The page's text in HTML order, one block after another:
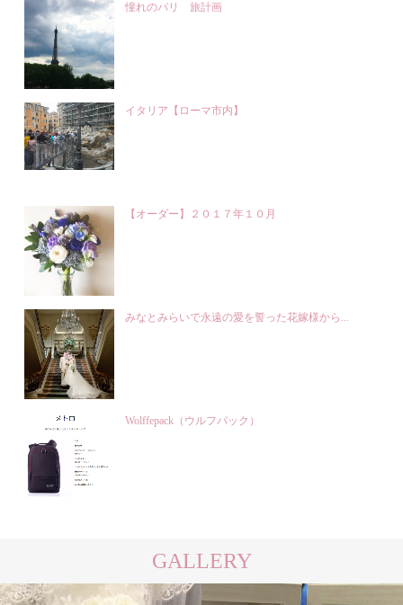
憧れのパリ 旅計画
イタリア【ローマ市内】
【オーダー】２０１７年１０月
みなとみらいで永遠の愛を誓った花嫁様から...
Wolffepack（ウルフパック）
GALLERY